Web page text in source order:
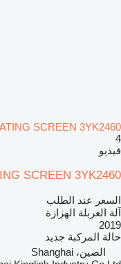
SCREEN 3YK2460
4
فيديو
SCREEN 3YK2460
السعر عند الطلب
آلة الغربلة الهزازة
2019
حالة المركبة جديد
الصين، Shanghai